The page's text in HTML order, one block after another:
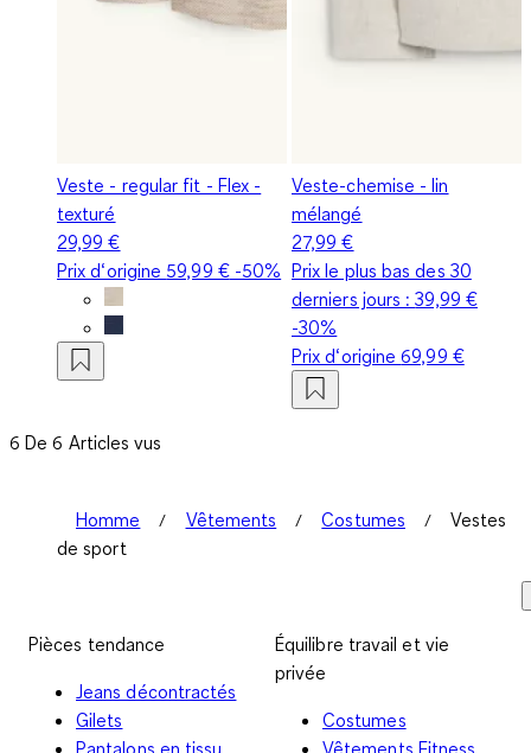
Veste - regular fit - Flex -
texturé
29,99 €
Prix d‘origine 59,99 €-50%
Veste-chemise - lin
mélangé
27,99 €
Prix le plus bas des 30
derniers jours :39,99 €
-30%
Prix d‘origine69,99 €
6 De 6 Articles vus
Homme Vêtements Costumes
Vestes
de sport
Pièces tendance
Jeans décontractés
Gilets
Pantalons en tissu
Équilibre travail et vie
privée
Costumes
Vêtements Fitness